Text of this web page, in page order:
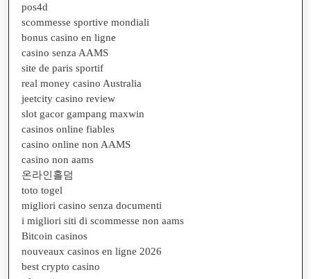
pos4d
scommesse sportive mondiali
bonus casino en ligne
casino senza AAMS
site de paris sportif
real money casino Australia
jeetcity casino review
slot gacor gampang maxwin
casinos online fiables
casino online non AAMS
casino non aams
온라인홀덤
toto togel
migliori casino senza documenti
i migliori siti di scommesse non aams
Bitcoin casinos
nouveaux casinos en ligne 2026
best crypto casino